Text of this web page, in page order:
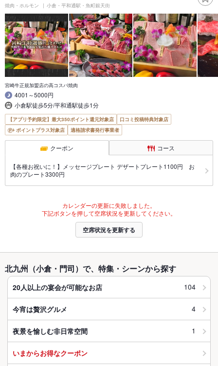
焼肉・ホルモン 小倉・平和通駅・魚町銀天街
宮崎牛正規加盟店の高コスパ焼肉
4001～5000円
小倉駅徒歩5分/平和通駅徒歩1分
【アプリ予約限定】最大350ポイント還元対象店
口コミ投稿特典対象店
ポイントプラス対象店
適格請求書発行事業者
クーポン コース
【各種お祝いに！】メッセージプレート デザートプレート1100円 お
肉のプレート3300円
カレンダーの更新に失敗しました。
下記ボタンを押して空席状況を更新してください。
空席状況を更新する
北九州（小倉・門司）で、特集・シーンから探す
20人以上の宴会が可能なお店 104
今宵は贅沢グルメ 4
夜景を愉しむ非日常空間 1
いまからお得なクーポン